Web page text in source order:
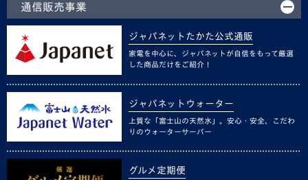
通信販売事業
ジャパネットたかた公式通販
家電を中心に、ジャパネットが自信をもって厳選
した商品だけをご紹介！
ジャパネットウォーター
上質な「富士山の天然水」。安心・安全、こだわ
りのウォーターサーバー
グルメ定期便